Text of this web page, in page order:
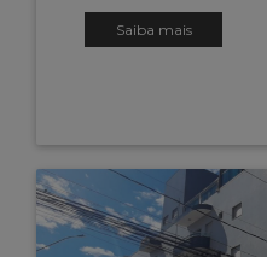
Saiba mais